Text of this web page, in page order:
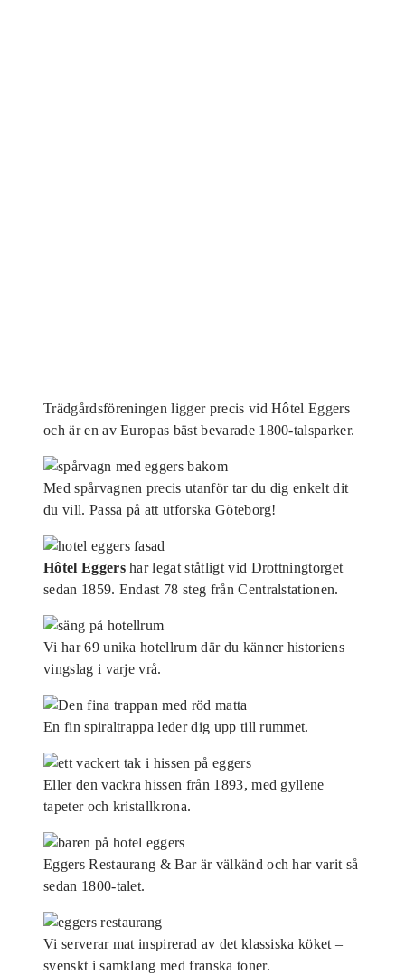
Trädgårdsföreningen ligger precis vid Hôtel Eggers
och är en av Europas bäst bevarade 1800-talsparker.
Med spårvagnen precis utanför tar du dig enkelt dit
du vill. Passa på att utforska Göteborg!
Hôtel Eggershar legat ståtligt vid Drottningtorget
sedan 1859. Endast 78 steg från Centralstationen.
Vi har 69 unika hotellrum där du känner historiens
vingslag i varje vrå.
En fin spiraltrappa leder dig upp till rummet.
Eller den vackra hissen från 1893, med gyllene
tapeter och kristallkrona.
Eggers Restaurang & Bar är välkänd och har varit så
sedan 1800-talet.
Vi serverar mat inspirerad av det klassiska köket –
svenskt i samklang med franska toner.